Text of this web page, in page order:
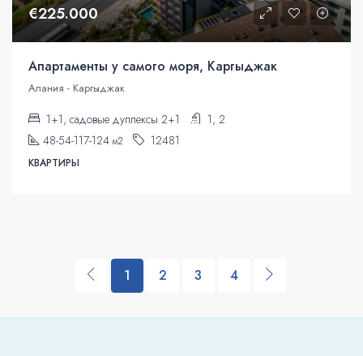
€225.000
Апартаменты у самого моря, Каргыджак
Алания - Каргыджак
1+1, садовые дуплексы 2+1
1, 2
48-54-117-124 м2 12481
КВАРТИРЫ
1 2 3 4